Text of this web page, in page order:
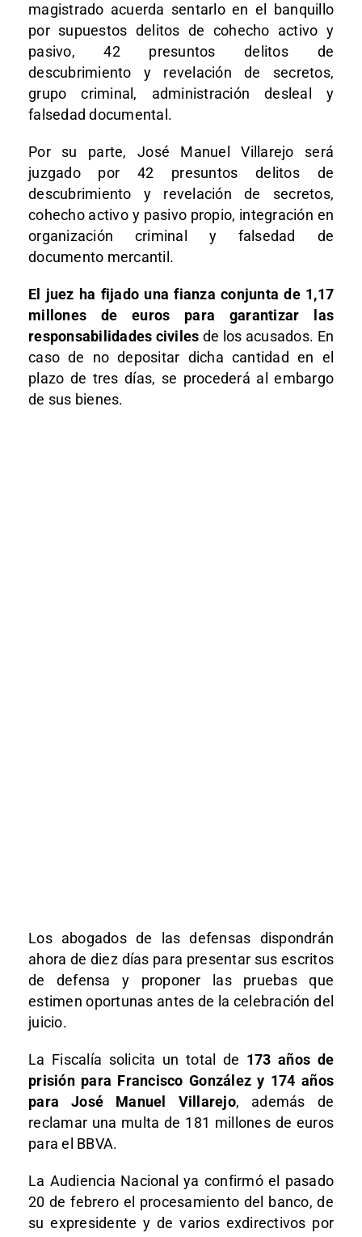
magistrado acuerda sentarlo en el banquillo
por supuestos delitos de cohecho activo y
pasivo, 42 presuntos delitos de
descubrimiento y revelación de secretos,
grupo criminal, administración desleal y
falsedad documental.
Por su parte, José Manuel Villarejo será
juzgado por 42 presuntos delitos de
descubrimiento y revelación de secretos,
cohecho activo y pasivo propio, integración en
organización criminal y falsedad de
documento mercantil.
El juez ha fijado una fianza conjunta de 1,17
millones de euros para garantizar las
responsabilidades civiles de los acusados. En
caso de no depositar dicha cantidad en el
plazo de tres días, se procederá al embargo
de sus bienes.
Los abogados de las defensas dispondrán
ahora de diez días para presentar sus escritos
de defensa y proponer las pruebas que
estimen oportunas antes de la celebración del
juicio.
La Fiscalía solicita un total de 173 años de
prisión para Francisco González y 174 años
para José Manuel Villarejo, además de
reclamar una multa de 181 millones de euros
para el BBVA.
La Audiencia Nacional ya confirmó el pasado
20 de febrero el procesamiento del banco, de
su expresidente y de varios exdirectivos por